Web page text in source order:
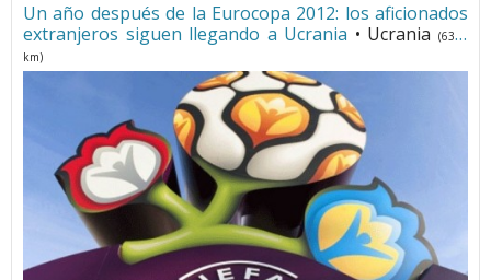
Un año después de la Eurocopa 2012: los aficionados
extranjeros siguen llegando a Ucrania • Ucrania(6374
km)